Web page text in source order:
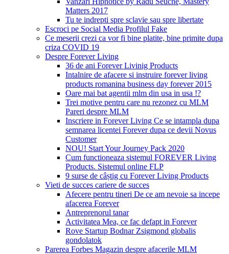
Matters 2017
Tu te indrepti spre sclavie sau spre libertate
Escroci pe Social Media Profilul Fake
Ce meserii crezi ca vor fi bine platite, bine primite dupa
criza COVID 19
Despre Forever Living
36 de ani Forever Livinig Products
Intalnire de afacere si instruire forever living
products romanina business day forever 2015
Oare mai bat agentii mlm din usa in usa !?
Trei motive pentru care nu rezonez cu MLM
Pareri despre MLM
Inscriere in Forever Living Ce se intampla dupa
semnarea licentei Forever dupa ce devii Novus
Customer
NOU! Start Your Journey Pack 2020
Cum functioneaza sistemul FOREVER Living
Products. Sistemul online FLP
9 surse de câștig cu Forever Living Products
Vieti de succes cariere de succes
Afecere pentru tineri De ce am nevoie sa incepe
afacerea Forever
Antreprenorul tanar
Activitatea Mea, ce fac defapt in Forever
Rove Startup Bodnar Zsigmond globalis
gondolatok
Parerea Forbes Magazin despre afacerile MLM